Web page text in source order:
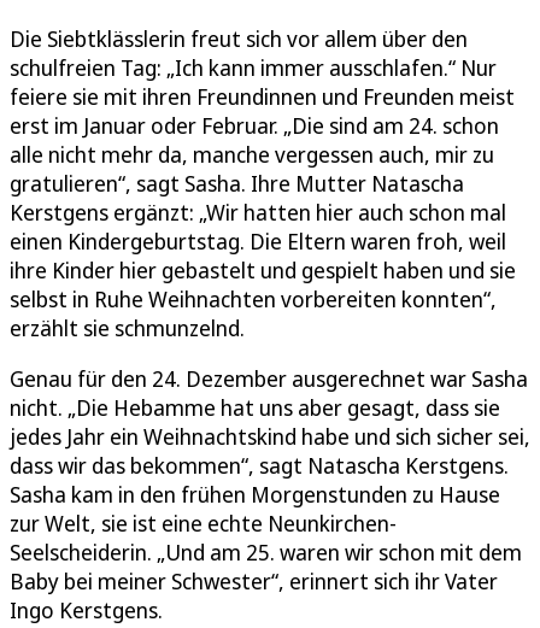
Die Siebtklässlerin freut sich vor allem über den
schulfreien Tag: „Ich kann immer ausschlafen.“ Nur
feiere sie mit ihren Freundinnen und Freunden meist
erst im Januar oder Februar. „Die sind am 24. schon
alle nicht mehr da, manche vergessen auch, mir zu
gratulieren“, sagt Sasha. Ihre Mutter Natascha
Kerstgens ergänzt: „Wir hatten hier auch schon mal
einen Kindergeburtstag. Die Eltern waren froh, weil
ihre Kinder hier gebastelt und gespielt haben und sie
selbst in Ruhe Weihnachten vorbereiten konnten“,
erzählt sie schmunzelnd.
Genau für den 24. Dezember ausgerechnet war Sasha
nicht. „Die Hebamme hat uns aber gesagt, dass sie
jedes Jahr ein Weihnachtskind habe und sich sicher sei,
dass wir das bekommen“, sagt Natascha Kerstgens.
Sasha kam in den frühen Morgenstunden zu Hause
zur Welt, sie ist eine echte Neunkirchen-
Seelscheiderin. „Und am 25. waren wir schon mit dem
Baby bei meiner Schwester“, erinnert sich ihr Vater
Ingo Kerstgens.